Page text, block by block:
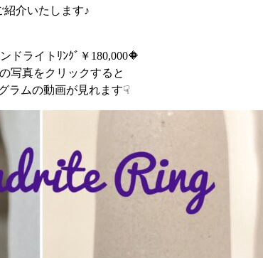
紹介いたします♪
ドライトﾘﾝｸﾞ￥180,000🔶
写真をクリックすると
ラムの動画が見れます☟